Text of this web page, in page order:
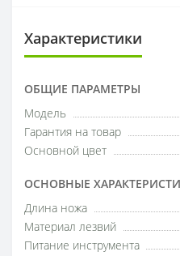
Характеристики
ОБЩИЕ ПАРАМЕТРЫ
Модель
Гарантия на товар
Основной цвет
ОСНОВНЫЕ
Длина ножа
Материал лезвий
Питание инструмента